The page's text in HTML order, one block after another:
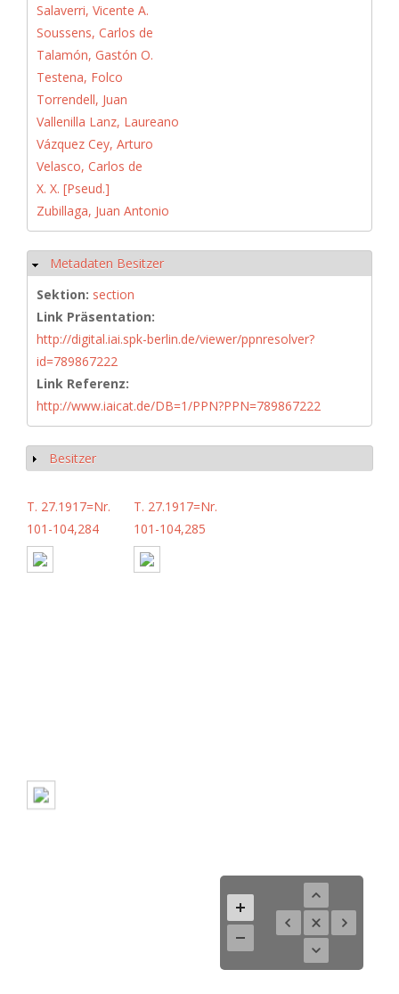
Salaverri, Vicente A.
Soussens, Carlos de
Talamón, Gastón O.
Testena, Folco
Torrendell, Juan
Vallenilla Lanz, Laureano
Vázquez Cey, Arturo
Velasco, Carlos de
X. X. [Pseud.]
Zubillaga, Juan Antonio
Hide
Metadaten Besitzer
Sektion: section
Link Präsentation:
http://digital.iai.spk-berlin.de/viewer/ppnresolver?
id=789867222
Link Referenz:
http://www.iaicat.de/DB=1/PPN?PPN=789867222
Show
Besitzer
T. 27.1917=Nr.
101-104,284
T. 27.1917=Nr.
101-104,285